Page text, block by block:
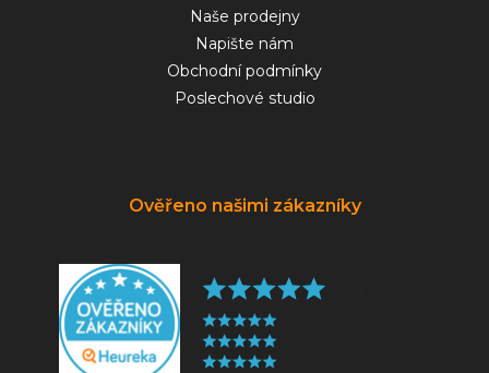
Naše prodejny
Napište nám
Obchodní podmínky
Poslechové studio
Ověřeno našimi zákazníky